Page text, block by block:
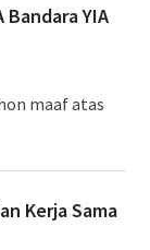
YIA
maaf atas
Kerja Sama